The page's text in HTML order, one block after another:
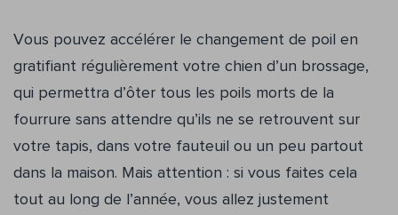
Vous pouvez accélérer le changement de poil en
gratifiant régulièrement votre chien d’un brossage,
qui permettra d’ôter tous les poils morts de la
fourrure sans attendre qu’ils ne se retrouvent sur
votre tapis, dans votre fauteuil ou un peu partout
dans la maison. Mais attention : si vous faites cela
tout au long de l’année, vous allez justement